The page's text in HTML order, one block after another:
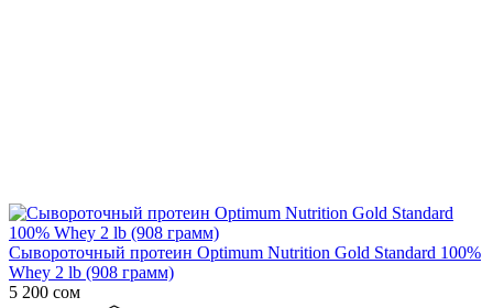
Сывороточный протеин Optimum Nutrition Gold Standard 100%
Whey 2 lb (908 грамм)
5 200 сом